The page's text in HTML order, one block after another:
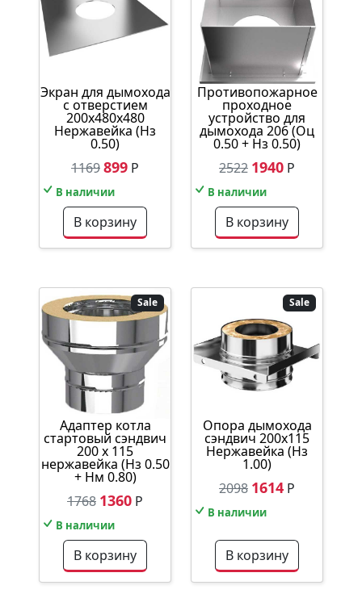
Экран для дымохода
с отверстием
200х480х480
Нержавейка (Нз
0.50)
1169899 Р
В наличии
В корзину
Противопожарное
проходное
устройство для
дымохода 206 (Оц
0.50 + Нз 0.50)
2522 1940 Р
В наличии
В корзину
Sale
Адаптер котла
стартовый сэндвич
200 х 115
нержавейка (Нз 0.50
+ Нм 0.80)
1768 1360 Р
В наличии
В корзину
Sale
Опора дымохода
сэндвич 200х115
Нержавейка (Нз
1.00)
2098 1614 Р
В наличии
В корзину